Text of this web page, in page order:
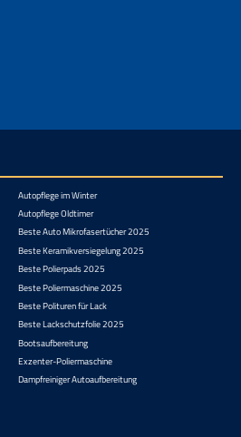
Autopflege im Winter
Autopflege Oldtimer
Beste Auto Mikrofasertücher 2025
Beste Keramikversiegelung 2025
Beste Polierpads 2025
Beste Poliermaschine 2025
Beste Polituren für Lack
Beste Lackschutzfolie 2025
Bootsaufbereitung
Exzenter-Poliermaschine
Dampfreiniger Autoaufbereitung